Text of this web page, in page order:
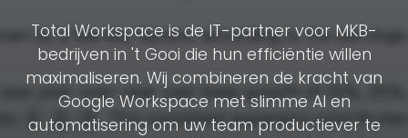
Total Workspace is de IT-partner voor MKB-
bedrijven in 't Gooi die hun efficiëntie willen
maximaliseren. Wij combineren de kracht van
Google Workspace met slimme AI en
automatisering om uw team productiever te